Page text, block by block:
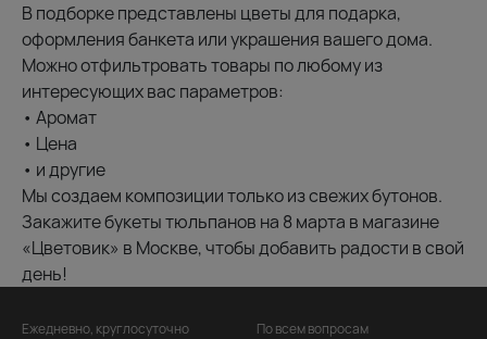
В подборке представлены цветы для подарка,
оформления банкета или украшения вашего дома.
Можно отфильтровать товары по любому из
интересующих вас параметров:
• Аромат
• Цена
• и другие
Мы создаем композиции только из свежих бутонов.
Закажите букеты тюльпанов на 8 марта в магазине
«Цветовик» в Москве, чтобы добавить радости в свой
день!
Ежедневно, круглосуточно По всем вопросам